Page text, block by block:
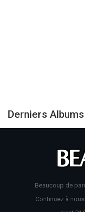
Derniers
Beaucoup de
Continuez à